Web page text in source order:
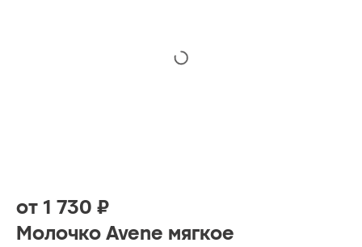
от 1 730 ₽
Молочко Avene мягкое